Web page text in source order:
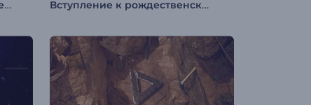
Логотип "Следующее Поколение" Вступление к рождественской конфетной стране